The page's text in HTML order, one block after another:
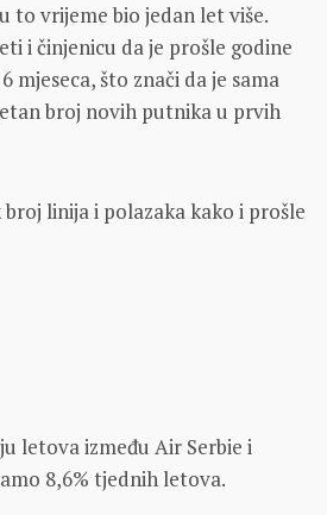
to vrijeme bio jedan let više.
i činjenicu da je prošle godine
mjeseca, što znači da je sama
broj novih putnika u prvih
linija i polazaka kako i prošle
letova između Air Serbie i
8,6% tjednih letova.